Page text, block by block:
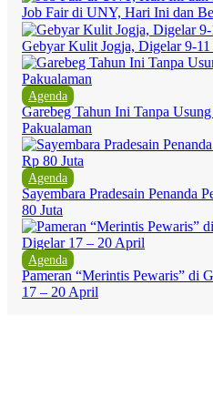
Job Fair di UNY, Hari Ini dan
Gebyar Kulit Jogja, Digelar 9-
Agenda
Garebeg Tahun Ini Tanpa
Pakualaman
Agenda
Sayembara Pradesain Penanda
80 Juta
Agenda
Pameran “Merintis Pewaris” di
17 – 20 April